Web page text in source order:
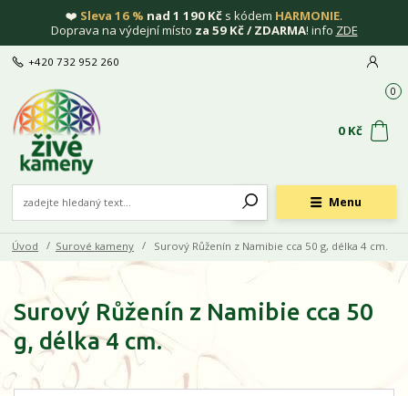
❤️ Sleva 16 % nad 1 190 Kč s kódem HARMONIE.
Doprava na výdejní místo za 59 Kč / ZDARMA! info ZDE
Menu
+420 732 952 260
0
0 Kč
Úvod Surové kameny Surový Růženín z Namibie cca 50 g, délka 4 cm.
Surový Růženín z Namibie cca 50
g, délka 4 cm.